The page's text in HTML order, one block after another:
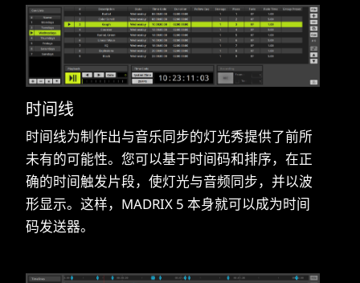
时间线
时间线为制作出与音乐同步的灯光秀提供了前所
未有的可能性。您可以基于时间码和排序，在正
确的时间触发片段，使灯光与音频同步，并以波
形显示。这样，MADRIX 5 本身就可以成为时间
码发送器。